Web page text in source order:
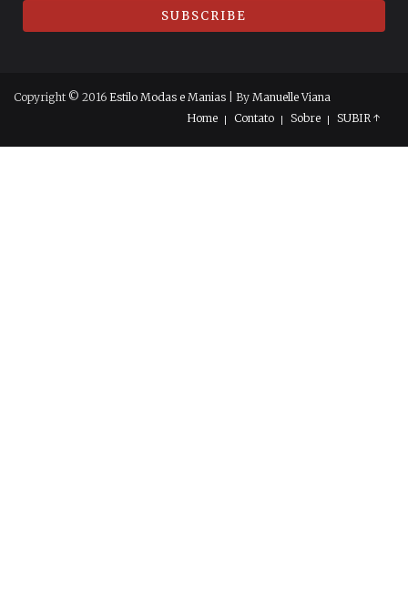
Copyright © 2016 Estilo Modas e Manias | By Manuelle Viana
Home
Contato Sobre SUBIR ↑